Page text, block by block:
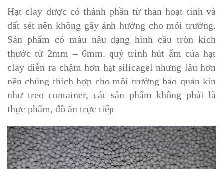
Hạt clay được có thành phần từ than hoạt tính và
đất sét nên không gây ảnh hưởng cho môi trường.
Sản phẩm có màu nâu dạng hình cầu tròn kích
thước từ 2mm – 6mm. quý trình hút ẩm của hạt
clay diễn ra chậm hơn hạt silicagel nhưng lâu hơn
nên chúng thích hợp cho môi trường bảo quản kín
như treo container, các sản phẩm không phải là
thực phẩm, đồ ăn trực tiếp